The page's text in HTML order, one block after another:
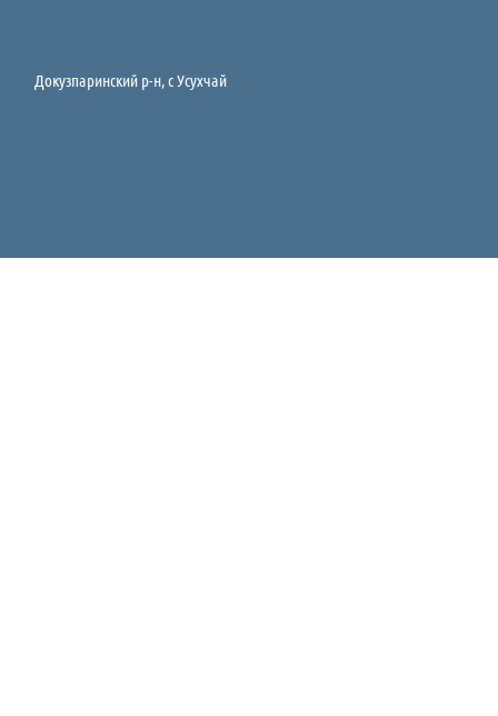
Докузпаринский р-н, c Усухчай